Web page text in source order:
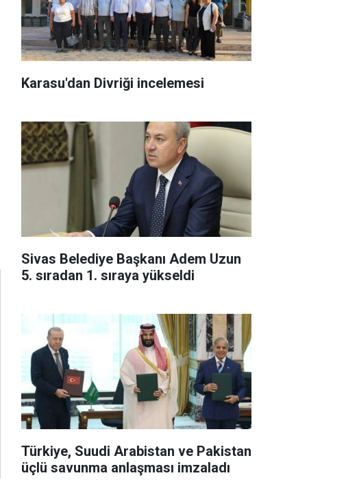
Karasu'dan Divriği incelemesi
Sivas Belediye Başkanı Adem Uzun
5. sıradan 1. sıraya yükseldi
Türkiye, Suudi Arabistan ve Pakistan
üçlü savunma anlaşması imzaladı